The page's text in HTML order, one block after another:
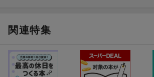
関連特集